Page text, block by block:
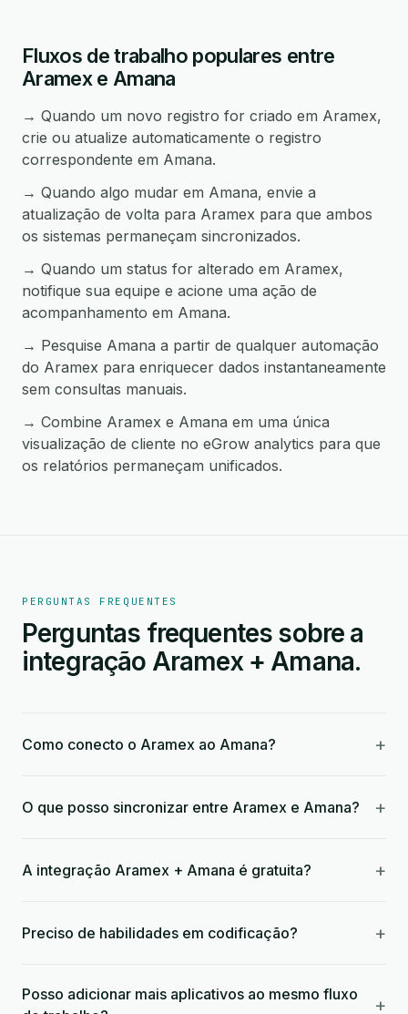
Fluxos de trabalho populares entre
Aramex e Amana
→ Quando um novo registro for criado em Aramex,
crie ou atualize automaticamente o registro
correspondente em Amana.
→ Quando algo mudar em Amana, envie a
atualização de volta para Aramex para que ambos
os sistemas permaneçam sincronizados.
→ Quando um status for alterado em Aramex,
notifique sua equipe e acione uma ação de
acompanhamento em Amana.
→ Pesquise Amana a partir de qualquer automação
do Aramex para enriquecer dados instantaneamente
sem consultas manuais.
→ Combine Aramex e Amana em uma única
visualização de cliente no eGrow analytics para que
os relatórios permaneçam unificados.
PERGUNTAS FREQUENTES
Perguntas frequentes sobre a
integração Aramex + Amana.
Como conecto o Aramex ao Amana? +
O que posso sincronizar entre Aramex e Amana? +
A integração Aramex + Amana é gratuita? +
Preciso de habilidades em codificação? +
Posso adicionar mais aplicativos ao mesmo fluxo
+